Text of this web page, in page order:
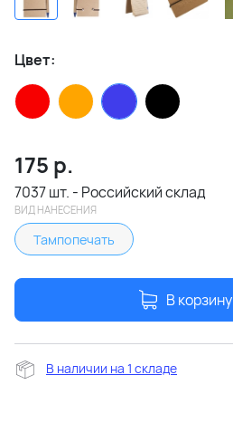
Цвет:
175 р.
7037 шт. - Российский склад
ВИД НАНЕСЕНИЯ
Тампопечать
В корзину
В наличии на 1 складе